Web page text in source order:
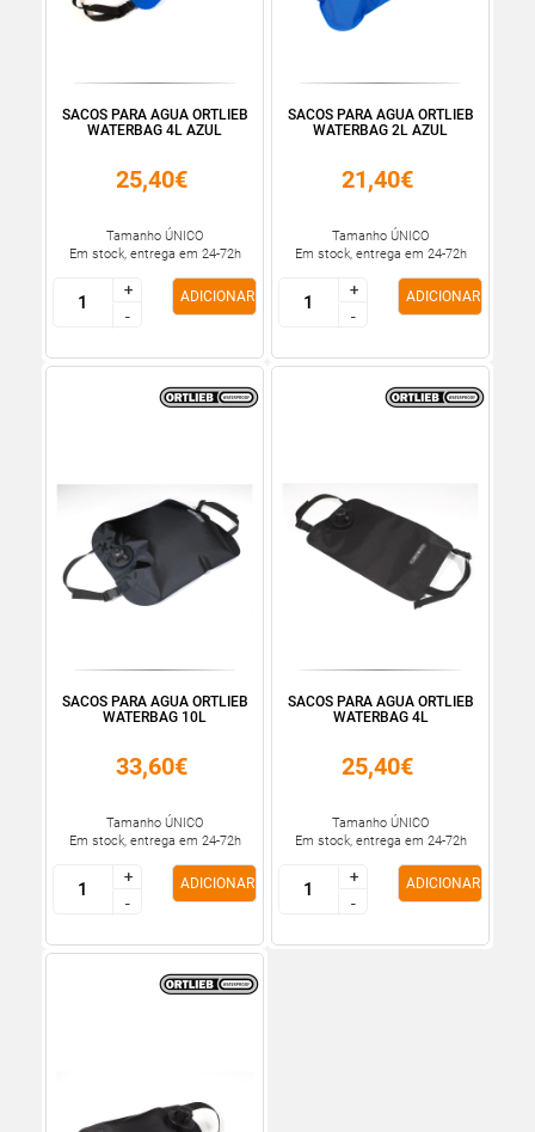
SACOS PARA AGUA ORTLIEB
WATERBAG 4L AZUL
25,40€
Tamanho ÚNICO
Em stock, entrega em 24-72h
+
-
+
-
ADICIONAR
SACOS PARA AGUA ORTLIEB
WATERBAG 2L AZUL
21,40€
Tamanho ÚNICO
Em stock, entrega em 24-72h
+
-
+
-
ADICIONAR
SACOS PARA AGUA ORTLIEB
WATERBAG 10L
33,60€
Tamanho ÚNICO
Em stock, entrega em 24-72h
+
-
+
-
ADICIONAR
SACOS PARA AGUA ORTLIEB
WATERBAG 4L
25,40€
Tamanho ÚNICO
Em stock, entrega em 24-72h
+
-
+
-
ADICIONAR